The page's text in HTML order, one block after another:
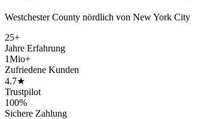
Westchester County nördlich von New York City
25+
Jahre Erfahrung
1Mio+
Zufriedene Kunden
4.7★
Trustpilot
100%
Sichere Zahlung